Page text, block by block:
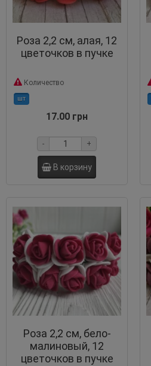
Роза 2,2 см, алая, 12
цветочков в пучке
Количество
шт
17.00 грн
- +
В корзину
Роза 2,2 см, бело-
малиновый, 12
цветочков в пучке